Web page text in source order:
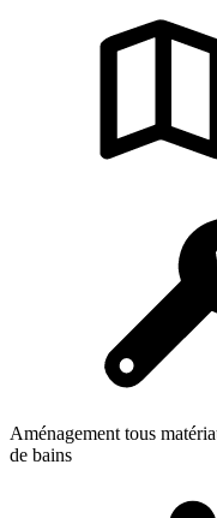
Aménagement tous
de bains